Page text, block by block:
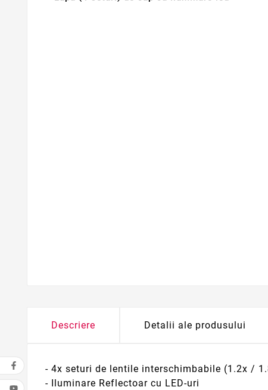
Descriere Detalii ale produsului
- 4x seturi de lentile interschimbabile (1.2x /
- Iluminare Reflectoar cu LED-uri